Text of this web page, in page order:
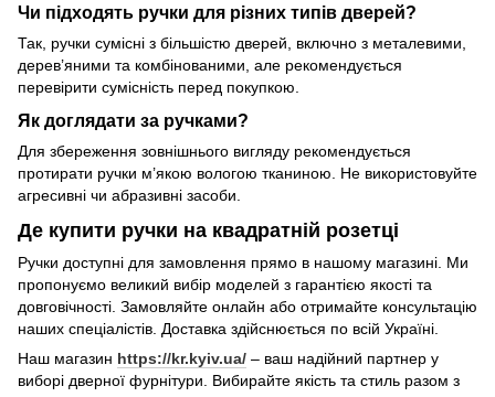
Чи підходять ручки для різних типів дверей?
Так, ручки сумісні з більшістю дверей, включно з металевими,
дерев’яними та комбінованими, але рекомендується
перевірити сумісність перед покупкою.
Як доглядати за ручками?
Для збереження зовнішнього вигляду рекомендується
протирати ручки м’якою вологою тканиною. Не використовуйте
агресивні чи абразивні засоби.
Де купити ручки на квадратній розетці
Ручки доступні для замовлення прямо в нашому магазині. Ми
пропонуємо великий вибір моделей з гарантією якості та
довговічності. Замовляйте онлайн або отримайте консультацію
наших спеціалістів. Доставка здійснюється по всій Україні.
Наш магазин https://kr.kyiv.ua/ – ваш надійний партнер у
виборі дверної фурнітури. Вибирайте якість та стиль разом з